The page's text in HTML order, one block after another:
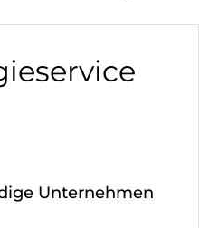
Unternehmen